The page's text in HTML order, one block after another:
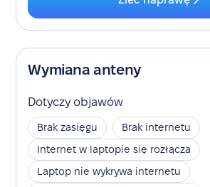
Wymiana anteny
Dotyczy objawów
Brak zasięgu
Brak internetu
Internet w laptopie się rozłącza
Laptop nie wykrywa internetu